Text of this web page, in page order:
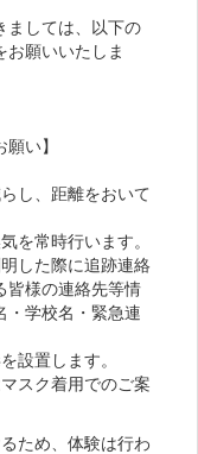
ましては、以下の
お願いいたしま
い】
し、距離をおいて
を常時行います。
した際に追跡連絡
皆様の連絡先等情
・学校名・緊急連
設置します。
スク着用でのご案
ため、体験は行わ